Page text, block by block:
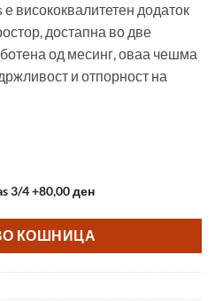
висококвалитетен додаток
достапна во две
од месинг, оваа чешма
и отпорност на
3/4+80,00 ден
КОШНИЦА